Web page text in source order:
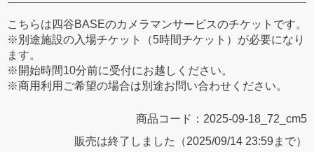
こちらは四谷BASEのカメラマンサービスのチケットです。
※別途施設の入場チケット（5時間チケット）が必要になり
ます。
※開始時間10分前に受付にお越しください。
※商用利用ご希望の場合は別途お問い合わせください。
商品コード： 2025-09-18_72_cm5
販売は終了しました（2025/09/14 23:59まで）